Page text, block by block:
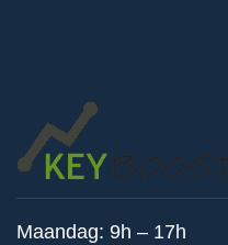
Maandag: 9h – 17h